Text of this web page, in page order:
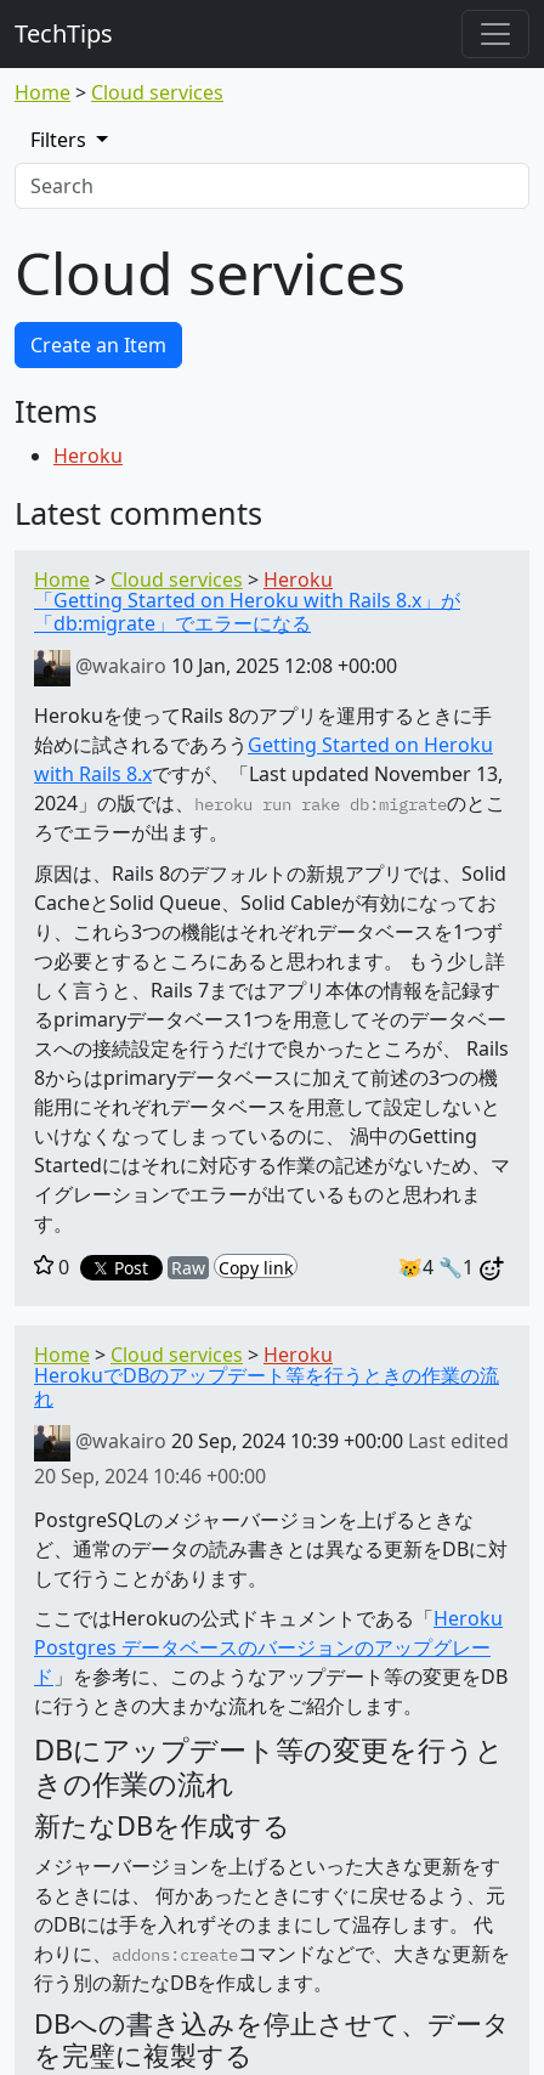
TechTips
Home
Cloud services
Filters
Cloud services
Create an Item
Items
Heroku
Latest comments
Home Cloud services Heroku
「Getting Started on Heroku with Rails 8.x」が
「db:migrate」でエラーになる
@wakairo 10 Jan, 2025 12:08 +00:00
Herokuを使ってRails 8のアプリを運用するときに手
始めに試されるであろう Getting Started on Heroku
with Rails 8.xですが、「Last updated November 13,
2024」の版では、
heroku run rake db:migrateのとこ
ろでエラーが出ます。
原因は、Rails 8のデフォルトの新規アプリでは、Solid
CacheとSolid Queue、Solid Cableが有効になってお
り、これら3つの機能はそれぞれデータベースを1つず
つ必要とするところにあると思われます。 もう少し詳
しく言うと、Rails 7まではアプリ本体の情報を記録す
るprimaryデータベース1つを用意してそのデータベー
スへの接続設定を行うだけで良かったところが、 Rails
8からはprimaryデータベースに加えて前述の3つの機
能用にそれぞれデータベースを用意して設定しないと
いけなくなってしまっているのに、 渦中のGetting
Startedにはそれに対応する作業の記述がないため、マ
イグレーションでエラーが出ているものと思われま
す。
0
Post Raw Copy link 😿4 🔧1
Home Cloud services Heroku
HerokuでDBのアップデート等を行うときの作業の流
れ
@wakairo 20 Sep, 2024 10:39 +00:00 Last edited
20 Sep, 2024 10:46 +00:00
PostgreSQLのメジャーバージョンを上げるときな
ど、通常のデータの読み書きとは異なる更新をDBに対
して行うことがあります。
ここではHerokuの公式ドキュメントである「Heroku
Postgres データベースのバージョンのアップグレー
ド 」を参考に、このようなアップデート等の変更をDB
に行うときの大まかな流れをご紹介します。
DBにアップデート等の変更を行うと
きの作業の流れ
新たなDBを作成する
メジャーバージョンを上げるといった大きな更新をす
るときには、 何かあったときにすぐに戻せるよう、元
のDBには手を入れずそのままにして温存します。 代
わりに、
addons:createコマンドなどで、大きな更新を
行う別の新たなDBを作成します。
DBへの書き込みを停止させて、データ
を完璧に複製する